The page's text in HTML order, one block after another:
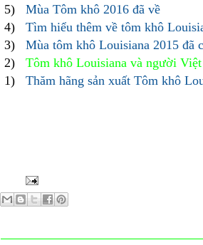
5) Mùa Tôm khô 2016 đã về
4) Tìm hiểu thêm về tôm khô
3) Mùa tôm khô Louisiana 2015 đã
2)
Tôm khô Louisiana và người
1) Thăm hãng sản xuất Tôm khô